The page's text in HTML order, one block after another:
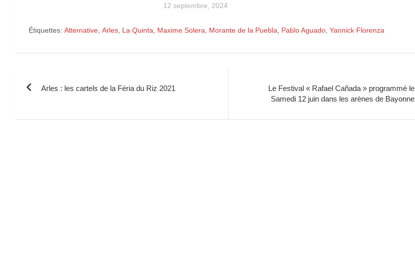
12 septembre, 2024
Étiquettes: Alternative Arles La Quinta Maxime Solera Morante de la Puebla Pablo Aguado Yannick Florenza
l’article
Arles : les cartels de la Féria du Riz 2021
Le Festival « Rafael Cañada » programmé le
Samedi 12 juin dans les arènes de Bayonne